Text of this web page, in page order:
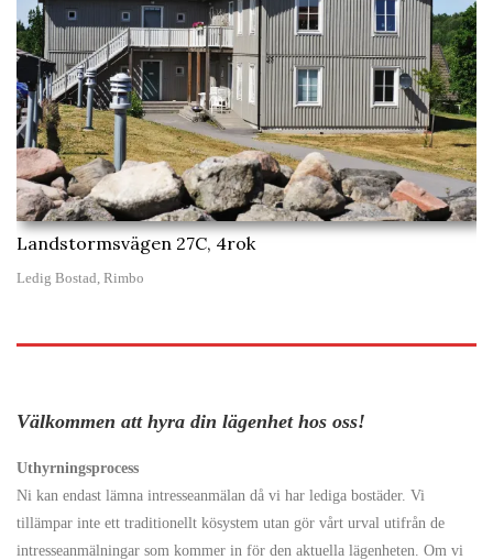
Landstormsvägen 27C, 4rok
Ledig Bostad, Rimbo
Välkommen att hyra din lägenhet hos oss!
Uthyrningsprocess
Ni kan endast lämna intresseanmälan då vi har lediga bostäder. Vi
tillämpar inte ett traditionellt kösystem utan gör vårt urval utifrån de
intresseanmälningar som kommer in för den aktuella lägenheten. Om vi